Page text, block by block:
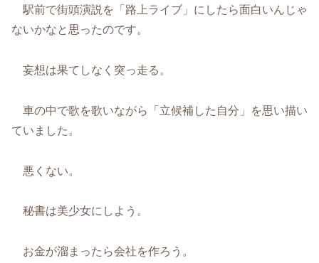
駅前で街頭演説を「路上ライブ」にしたら面白いんじゃ
ないかなと思ったのです。
妄想は果てしなく突っ走る。
車の中で歌を歌いながら「立候補した自分」を思い描い
ていました。
悪くない。
秘書は美少女にしよう。
お金が溜まったら会社を作ろう。